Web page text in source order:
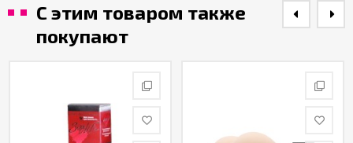
С этим товаром также
покупают